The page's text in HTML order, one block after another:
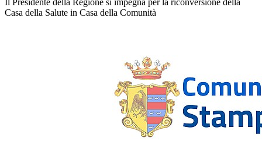
Casa della Salute in Casa della Comunità